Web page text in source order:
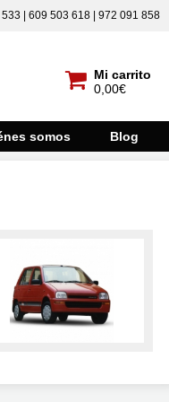
| 609 503 618 | 972 091 858
Mi carrito
0,00€
somos Blog